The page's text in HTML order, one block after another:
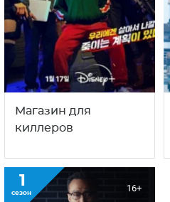
Магазин для
киллеров
1
сезон 16+